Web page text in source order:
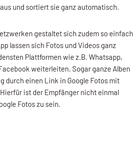
und sortiert sie ganz automatisch.
gestaltet sich zudem so einfach
lassen sich Fotos und Videos ganz
Plattformen wie z.B. Whatsapp,
weiterleiten. Sogar ganze Alben
durch einen Link in Google Fotos mit
ist der Empfänger nicht einmal
Fotos zu sein.